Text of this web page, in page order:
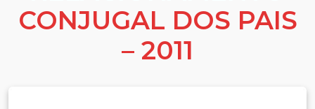
CONJUGAL DOS PAIS
– 2011